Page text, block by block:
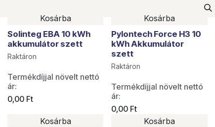
Solinteg EBA 10 kWh
akkumulátor szett
Raktáron
Kosárba
Termékdíjjal növelt nettó
ár:
0,00 Ft
Pylontech Force H3 10
kWh Akkumulátor
szett
Raktáron
Kosárba
Termékdíjjal növelt nettó
ár:
0,00 Ft
Kosárba Kosárba